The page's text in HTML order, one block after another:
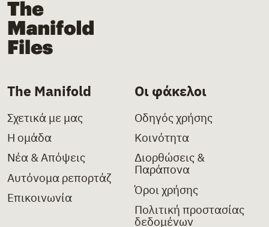
The Manifold Files
The Manifold
Σχετικά με μας
Η ομάδα
Νέα & Απόψεις
Αυτόνομα ρεπορτάζ
Επικοινωνία
Οι φάκελοι
Οδηγός χρήσης
Κοινότητα
Διορθώσεις &
Παράπονα
Όροι χρήσης
Πολιτική προστασίας
δεδομένων